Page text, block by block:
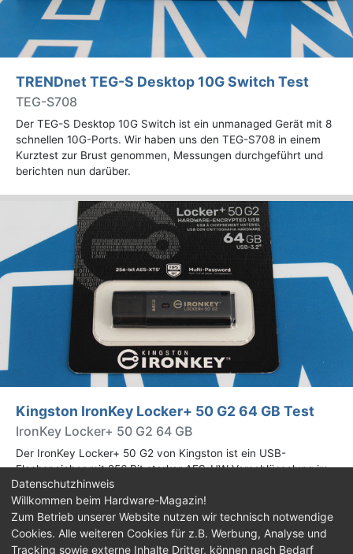
TRENDnet TEG-S Desktop 10G Switch Test
TEG-S708
Der TEG-S Desktop 10G Switch ist ein unmanaged Gerät mit 8
schnellen 10G-Ports. Wir haben uns den TEG-S708 in einem
Kurztest zur Brust genommen, Messungen durchgeführt und
berichten nun darüber.
Kingston IronKey Locker+ 50 G2 64 GB Test
IronKey Locker+ 50 G2 64 GB
Der IronKey Locker+ 50 G2 von Kingston ist ein USB-
Flashspeicher mit 256 Bit starker AES-HW-Verschlüsselung im
XTS-Modus. Wir haben das 64-GB-Modell im Praxistest
genauer begutachtet.
Impressum| Kontakt |Jobs |Datenschutz |
Datenschutzhinweis
Willkommen beim Hardware-Magazin!
Zum Betrieb unserer Website nutzen wir technisch notwendige
Cookies. Alle weiteren Cookies für z.B. Werbung, Analyse und
Tracking sowie externe Inhalte Dritter, können nach Bedarf